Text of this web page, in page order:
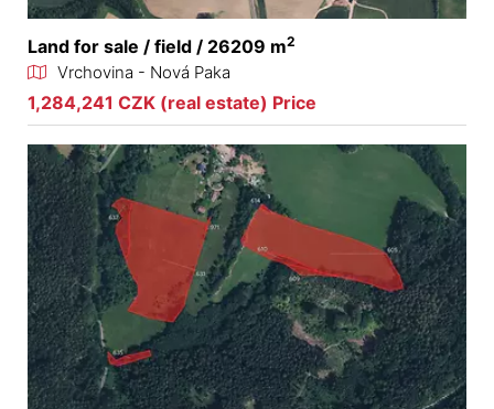
Land for sale / field / 26209 m2
Vrchovina - Nová Paka
1,284,241 CZK (real estate) Price